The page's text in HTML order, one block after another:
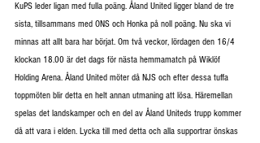
KuPS leder ligan med fulla poäng. Åland United ligger bland de tre
sista, tillsammans med ONS och Honka på noll poäng. Nu ska vi
minnas att allt bara har börjat. Om två veckor, lördagen den 16/4
klockan 18.00 är det dags för nästa hemmamatch på Wiklöf
Holding Arena. Åland United möter då NJS och efter dessa tuffa
toppmöten blir detta en helt annan utmaning att lösa. Häremellan
spelas det landskamper och en del av Åland Uniteds trupp kommer
då att vara i elden. Lycka till med detta och alla supportrar önskas